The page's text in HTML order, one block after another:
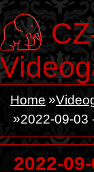
Home
2022-09-03
2022-